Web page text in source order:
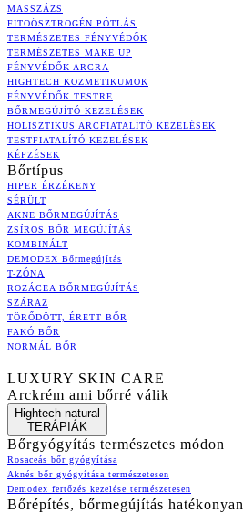
MASSZÁZS
FITOÖSZTROGÉN PÓTLÁS
TERMÉSZETES FÉNYVÉDŐK
TERMÉSZETES MAKE UP
FÉNYVÉDŐK ARCRA
HIGHTECH KOZMETIKUMOK
FÉNYVÉDŐK TESTRE
BŐRMEGÚJÍTÓ KEZELÉSEK
HOLISZTIKUS ARCFIATALÍTÓ KEZELÉSEK
TESTFIATALÍTÓ KEZELÉSEK
KÉPZÉSEK
Bőrtípus
HIPER ÉRZÉKENY
SÉRÜLT
AKNE BŐRMEGÚJÍTÁS
ZSÍROS BŐR MEGÚJÍTÁS
KOMBINÁLT
DEMODEX Bőrmegújítás
T-ZÓNA
ROZÁCEA BŐRMEGÚJÍTÁS
SZÁRAZ
TÖRŐDÖTT, ÉRETT BŐR
FAKÓ BŐR
NORMÁL BŐR
LUXURY SKIN CARE
Arckrém ami bőrré válik
Hightech natural
TERÁPIÁK
Bőrgyógyítás természetes módon
Rosaceás bőr gyógyítása
Aknés bőr gyógyítása természetesen
Demodex fertőzés kezelése természetesen
Bőrépítés, bőrmegújítás hatékonyan